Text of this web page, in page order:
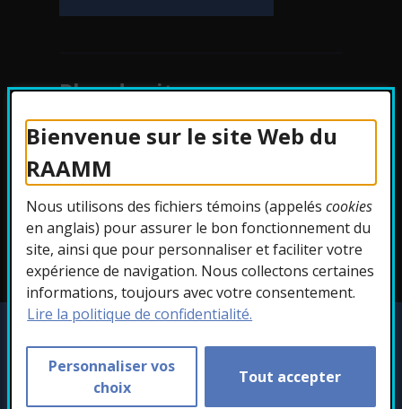
Bienvenue sur le site Web du
RAAMM
Nous utilisons des fichiers témoins (appeléscookies
en anglais) pour assurer le bon fonctionnement du
site, ainsi que pour personnaliser et faciliter votre
expérience de navigation. Nous collectons certaines
informations, toujours avec votre consentement.
Lire la politique de confidentialité.
Personnaliser vos
choix
Tout accepter
Plan du site
Protection des
renseignements
Accessibilité
réservés.
Personnaliser les témoins